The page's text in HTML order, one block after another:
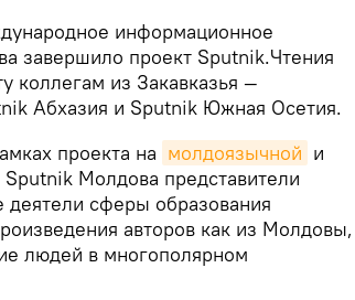
информационное
завершило проект Sputnik.Чтения
коллегам из Закавказья —
Абхазия и Sputnik Южная Осетия.
проекта на молдоязычной и
Sputnik Молдова представители
деятели сферы образования
авторов как из Молдовы,
людей в многополярном